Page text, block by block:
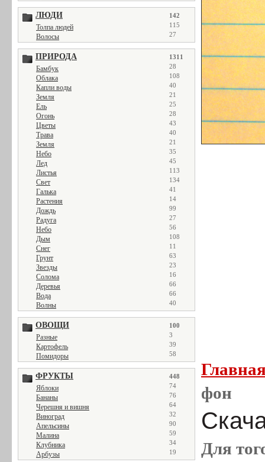
ЛЮДИ 142
Толпа людей 115
Волосы 27
ПРИРОДА 1311
Бамбук 28
Облака 108
Капли воды 40
Земля 21
Ель 25
Огонь 28
Цветы 43
Трава 40
Земля 21
Небо 35
Лед 45
Листья 113
Свет 134
Галька 41
Растения 14
Дождь 99
Радуга 27
Небо 56
Дым 108
Снег 11
Грунт 63
Звезды 23
Солома 16
Деревья 66
Вода 66
Волны 40
ОВОЩИ 100
Разные 3
Картофель 39
Помидоры 58
ФРУКТЫ 448
Яблоки 74
Бананы 76
Черешня и вишня 64
Виноград 32
Апельсины 90
Малина 59
Клубника 34
Арбузы 19
фон
Для